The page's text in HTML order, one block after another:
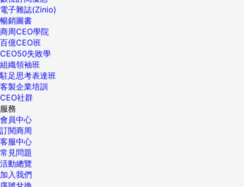
電子雜誌(Zinio)
暢銷圖書
商周CEO學院
百億CEO班
CEO50失敗學
組織領袖班
駐足思考表達班
客製企業培訓
CEO社群
服務
會員中心
訂閱商周
客服中心
常見問題
活動總覽
加入我們